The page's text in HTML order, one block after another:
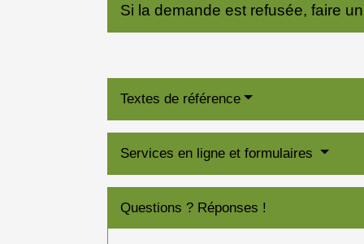
Si la demande est refusée, faire
Textes de référence
Services en ligne et formulaires
Questions ? Réponses !